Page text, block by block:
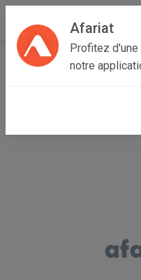
Afariat
Profitez
notre
Accueil Recherche